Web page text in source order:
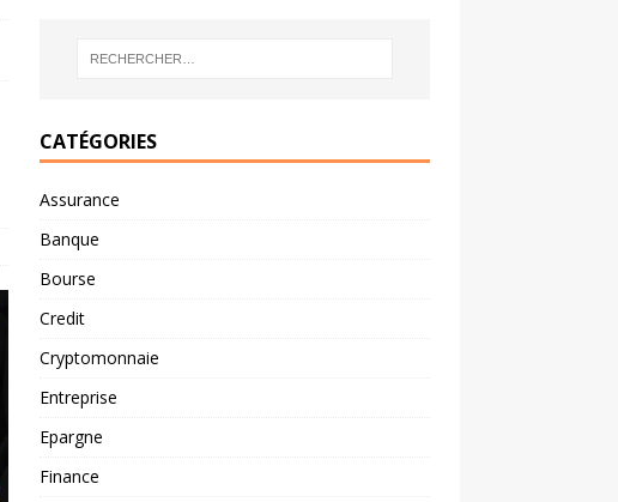
CATÉGORIES
Assurance
Banque
Bourse
Credit
Cryptomonnaie
Entreprise
Epargne
Finance